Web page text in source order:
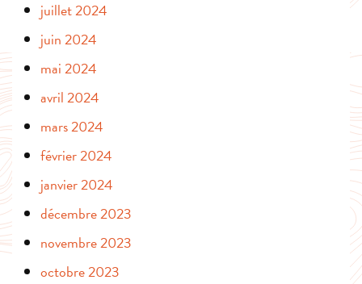
juillet 2024
juin 2024
mai 2024
avril 2024
mars 2024
février 2024
janvier 2024
décembre 2023
novembre 2023
octobre 2023